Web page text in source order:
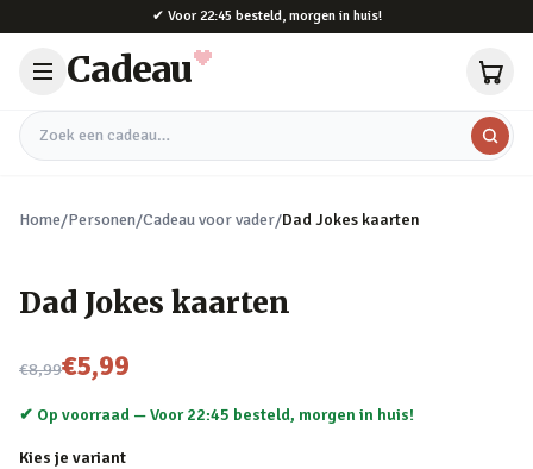
✔ Voor 22:45 besteld, morgen in huis!
Cadeau
Zoek een cadeau
Home/Personen/Cadeau voor vader/Dad Jokes kaarten
Dad Jokes kaarten
€8,99
Nu voor
€5,99
✔ Op voorraad —Voor 22:45 besteld, morgen in huis!
Kies je variant